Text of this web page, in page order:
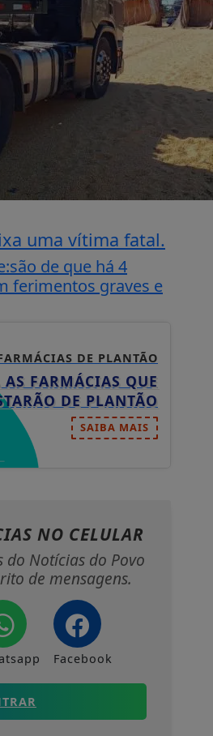
uma vítima fatal.
de que há 4
ferimentos graves e
DE PLANTÃO
FARMÁCIAS QUE
DE PLANTÃO
SAIBA MAIS
NO CELULAR
do Notícias do Povo
de mensagens.
Facebook